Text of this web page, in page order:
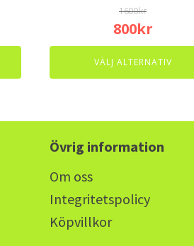
1600kr
Original
price
was:
1600kr.
800krCurrent
price
is:
800kr.
VÄLJ ALTERNATIV
Övrig information
Om oss
Integritetspolicy
Köpvillkor